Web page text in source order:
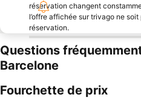
réservation changent
l’offre affichée sur trivago ne
réservation.
Questions
Barcelone
Fourchette de prix